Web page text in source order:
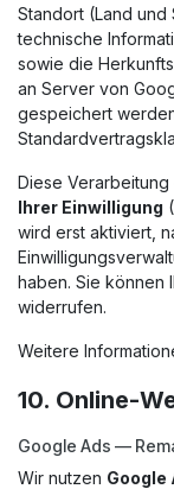
Standort (Land und
technische
sowie die
an Server von
gespeichert
Diese
Ihrer Einwilligung
wird erst aktiviert,
haben. Sie können
widerrufen.
Weitere
10. Online-
Google Ads —
Wir nutzen Google